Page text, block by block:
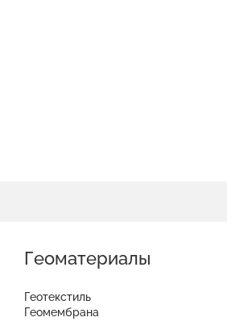
Геоматериалы
Геотекстиль
Геомембрана